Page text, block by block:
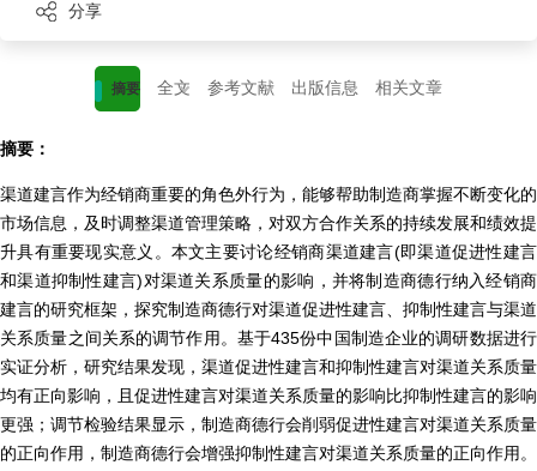
分享
摘要 全文 参考文献 出版信息 相关文章
摘要：
渠道建言作为经销商重要的角色外行为，能够帮助制造商掌握不断变化的
市场信息，及时调整渠道管理策略，对双方合作关系的持续发展和绩效提
升具有重要现实意义。本文主要讨论经销商渠道建言(即渠道促进性建言
和渠道抑制性建言)对渠道关系质量的影响，并将制造商德行纳入经销商
建言的研究框架，探究制造商德行对渠道促进性建言、抑制性建言与渠道
关系质量之间关系的调节作用。基于435份中国制造企业的调研数据进行
实证分析，研究结果发现，渠道促进性建言和抑制性建言对渠道关系质量
均有正向影响，且促进性建言对渠道关系质量的影响比抑制性建言的影响
更强；调节检验结果显示，制造商德行会削弱促进性建言对渠道关系质量
的正向作用，制造商德行会增强抑制性建言对渠道关系质量的正向作用。